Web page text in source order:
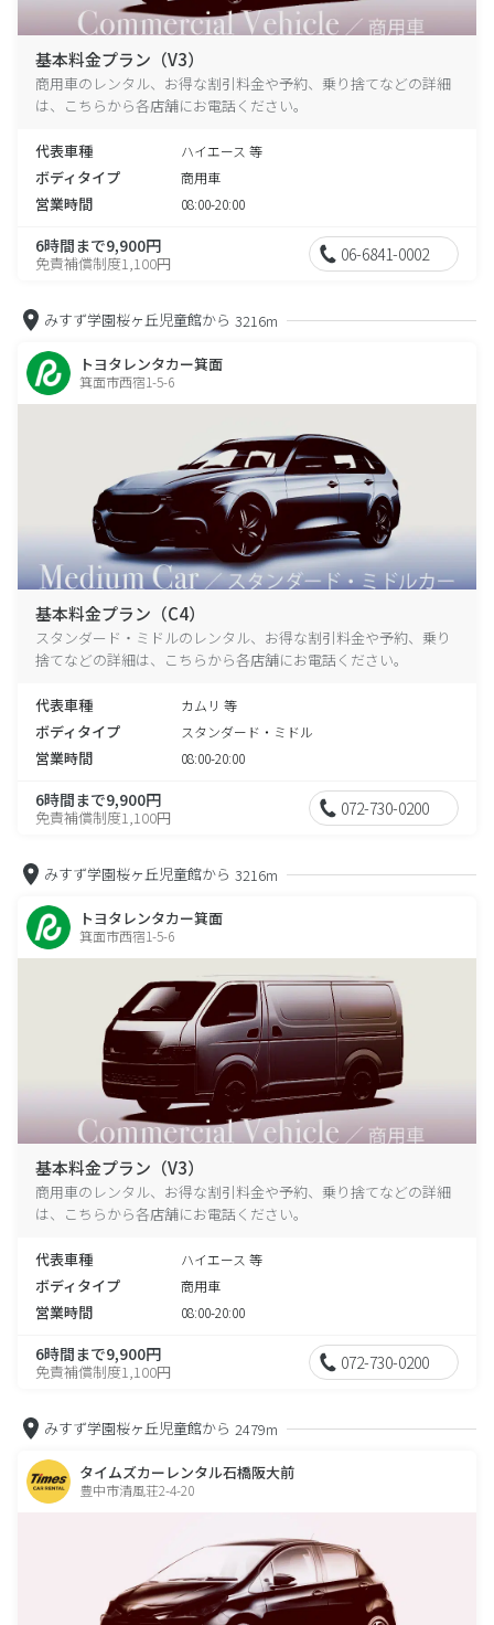
基本料金プラン（V3）
商用車のレンタル、お得な割引料金や予約、乗り捨てなどの詳細
は、こちらから各店舗にお電話ください。
代表車種 ハイエース 等
ボディタイプ 商用車
営業時間 08:00-20:00
6時間まで9,900円
免責補償制度1,100円 06-6841-0002
みすず学園桜ヶ丘児童館から 3216m
トヨタレンタカー箕面
箕面市西宿1-5-6
基本料金プラン（C4）
スタンダード・ミドルのレンタル、お得な割引料金や予約、乗り
捨てなどの詳細は、こちらから各店舗にお電話ください。
代表車種 カムリ 等
ボディタイプ スタンダード・ミドル
営業時間 08:00-20:00
6時間まで9,900円
免責補償制度1,100円 072-730-0200
みすず学園桜ヶ丘児童館から 3216m
トヨタレンタカー箕面
箕面市西宿1-5-6
基本料金プラン（V3）
商用車のレンタル、お得な割引料金や予約、乗り捨てなどの詳細
は、こちらから各店舗にお電話ください。
代表車種 ハイエース 等
ボディタイプ 商用車
営業時間 08:00-20:00
6時間まで9,900円
免責補償制度1,100円 072-730-0200
みすず学園桜ヶ丘児童館から 2479m
タイムズカーレンタル石橋阪大前
豊中市清風荘2-4-20